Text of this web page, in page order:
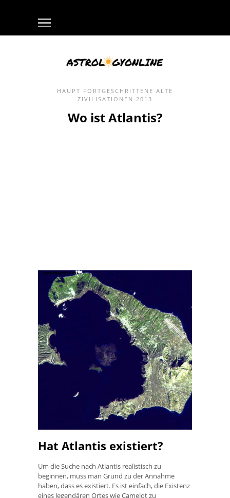
HAUPT FORTGESCHRITTENE ALTE
ZIVILISATIONEN 2013
Wo ist Atlantis?
Hat Atlantis existiert?
Um die Suche nach Atlantis realistisch zu
beginnen, muss man Grund zu der Annahme
haben, dass es existiert. Es ist einfach, die Existenz
eines legendären Ortes wie Camelot zu